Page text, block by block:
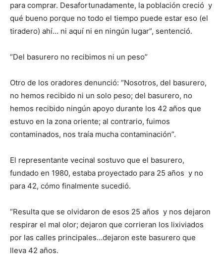
para comprar. Desafortunadamente, la población creció y
qué bueno porque no todo el tiempo puede estar eso (el
tiradero) ahí… ni aquí ni en ningún lugar”, sentenció.
“Del basurero no recibimos ni un peso”
Otro de los oradores denunció: “Nosotros, del basurero,
no hemos recibido ni un solo peso; del basurero, no
hemos recibido ningún apoyo durante los 42 años que
estuvo en la zona oriente; al contrario, fuimos
contaminados, nos traía mucha contaminación”.
El representante vecinal sostuvo que el basurero,
fundado en 1980, estaba proyectado para 25 años y no
para 42, cómo finalmente sucedió.
“Resulta que se olvidaron de esos 25 años y nos dejaron
respirar el mal olor; dejaron que corrieran los lixiviados
por las calles principales…dejaron este basurero que
lleva 42 años.